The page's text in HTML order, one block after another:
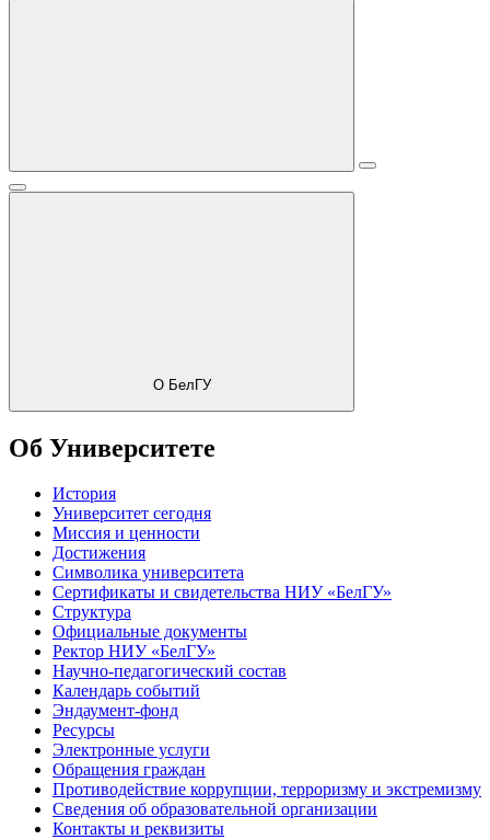
О БелГУ
Об Университете
История
Университет сегодня
Миссия и ценности
Достижения
Символика университета
Сертификаты и свидетельства НИУ «БелГУ»
Структура
Официальные документы
Ректор НИУ «БелГУ»
Научно-педагогический состав
Календарь событий
Эндаумент-фонд
Ресурсы
Электронные услуги
Обращения граждан
Противодействие коррупции, терроризму и экстремизму
Сведения об образовательной организации
Контакты и реквизиты